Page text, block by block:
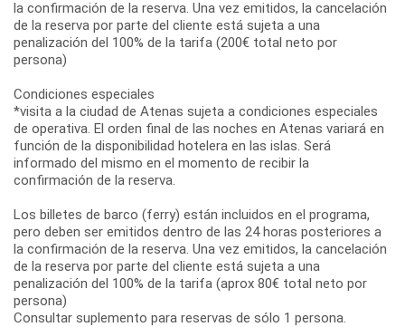
la confirmación de la reserva. Una vez emitidos, la cancelación
de la reserva por parte del cliente está sujeta a una
penalización del 100% de la tarifa (200€ total neto por
persona)
Condiciones especiales
*visita a la ciudad de Atenas sujeta a condiciones especiales
de operativa. El orden final de las noches en Atenas variará en
función de la disponibilidad hotelera en las islas. Será
informado del mismo en el momento de recibir la
confirmación de la reserva.
Los billetes de barco (ferry) están incluidos en el programa,
pero deben ser emitidos dentro de las 24 horas posteriores a
la confirmación de la reserva. Una vez emitidos, la cancelación
de la reserva por parte del cliente está sujeta a una
penalización del 100% de la tarifa (aprox 80€ total neto por
persona)
Consultar suplemento para reservas de sólo 1 persona.